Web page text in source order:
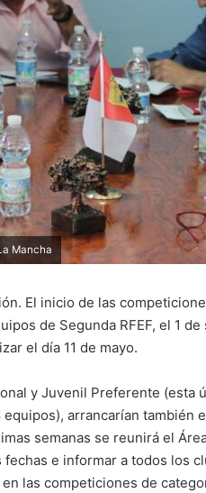
Mancha
El inicio de las
de Segunda RFEF, el 1
el día 11 de mayo.
y Juvenil Preferente (esta
arrancarían también
semanas se reunirá el
e informar a todos los
las competiciones de